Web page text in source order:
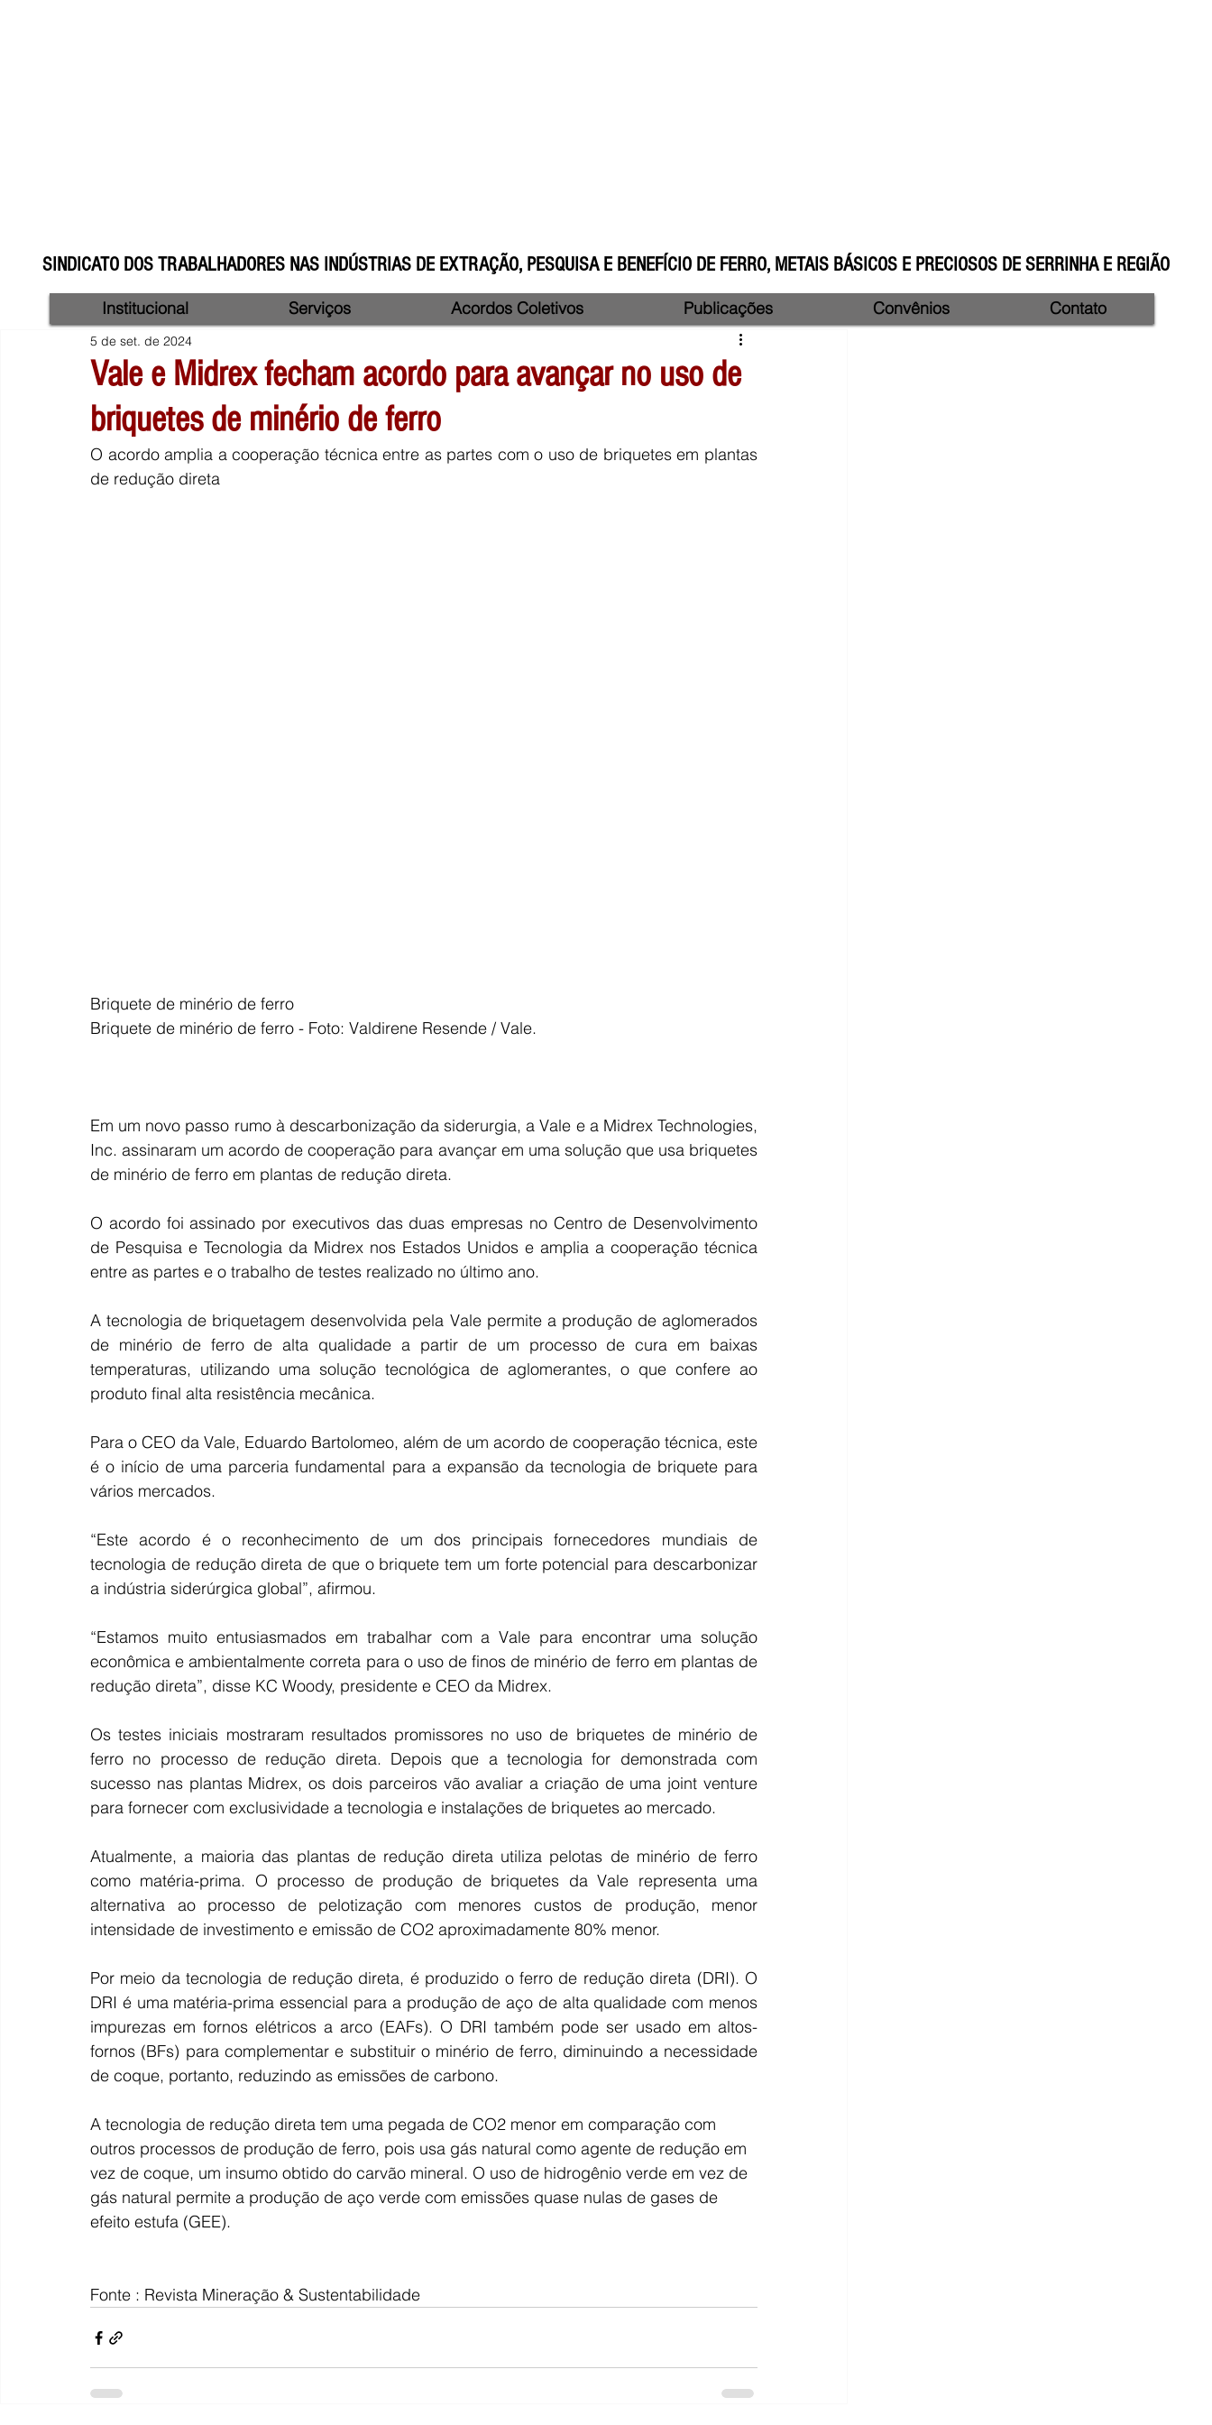
SINDICATO DOS TRABALHADORES NAS INDÚSTRIAS DE EXTRAÇÃO, PESQUISA E BENEFÍCIO DE FERRO, METAIS BÁSICOS E PRECIOSOS DE SERRINHA E REGIÃO
Vale e Midrex fecham acordo para avançar no uso de
briquetes de minério de ferro
5 de set. de 2024
O acordo amplia a cooperação técnica entre as partes com o uso de briquetes em plantas
de redução direta
Briquete de minério de ferro
Briquete de minério de ferro - Foto: Valdirene Resende / Vale.
Em um novo passo rumo à descarbonização da siderurgia, a Vale e a Midrex Technologies,
Inc. assinaram um acordo de cooperação para avançar em uma solução que usa briquetes
de minério de ferro em plantas de redução direta.
O acordo foi assinado por executivos das duas empresas no Centro de Desenvolvimento
de Pesquisa e Tecnologia da Midrex nos Estados Unidos e amplia a cooperação técnica
entre as partes e o trabalho de testes realizado no último ano.
A tecnologia de briquetagem desenvolvida pela Vale permite a produção de aglomerados
de minério de ferro de alta qualidade a partir de um processo de cura em baixas
temperaturas, utilizando uma solução tecnológica de aglomerantes, o que confere ao
produto final alta resistência mecânica.
Para o CEO da Vale, Eduardo Bartolomeo, além de um acordo de cooperação técnica, este
é o início de uma parceria fundamental para a expansão da tecnologia de briquete para
vários mercados.
“Este acordo é o reconhecimento de um dos principais fornecedores mundiais de
tecnologia de redução direta de que o briquete tem um forte potencial para descarbonizar
a indústria siderúrgica global”, afirmou.
“Estamos muito entusiasmados em trabalhar com a Vale para encontrar uma solução
econômica e ambientalmente correta para o uso de finos de minério de ferro em plantas de
redução direta”, disse KC Woody, presidente e CEO da Midrex.
Os testes iniciais mostraram resultados promissores no uso de briquetes de minério de
ferro no processo de redução direta. Depois que a tecnologia for demonstrada com
sucesso nas plantas Midrex, os dois parceiros vão avaliar a criação de uma joint venture
para fornecer com exclusividade a tecnologia e instalações de briquetes ao mercado.
Atualmente, a maioria das plantas de redução direta utiliza pelotas de minério de ferro
como matéria-prima. O processo de produção de briquetes da Vale representa uma
alternativa ao processo de pelotização com menores custos de produção, menor
intensidade de investimento e emissão de CO2 aproximadamente 80% menor.
Por meio da tecnologia de redução direta, é produzido o ferro de redução direta (DRI). O
DRI é uma matéria-prima essencial para a produção de aço de alta qualidade com menos
impurezas em fornos elétricos a arco (EAFs). O DRI também pode ser usado em altos-
fornos (BFs) para complementar e substituir o minério de ferro, diminuindo a necessidade
de coque, portanto, reduzindo as emissões de carbono.
A tecnologia de redução direta tem uma pegada de CO2 menor em comparação com
outros processos de produção de ferro, pois usa gás natural como agente de redução em
vez de coque, um insumo obtido do carvão mineral. O uso de hidrogênio verde em vez de
gás natural permite a produção de aço verde com emissões quase nulas de gases de
efeito estufa (GEE).
Fonte : Revista Mineração & Sustentabilidade
Institucional Serviços Acordos Coletivos Publicações Convênios Contato